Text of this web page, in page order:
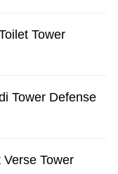
Tower
Tower Defense
Tower